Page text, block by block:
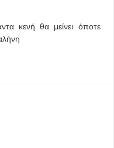
κενή θα μείνει όποτε